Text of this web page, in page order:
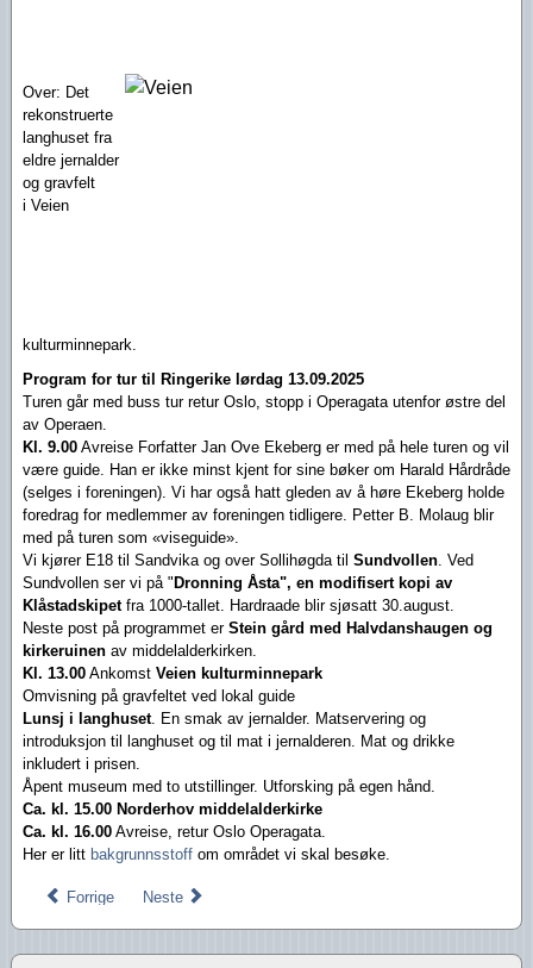
Over: Det
rekonstruerte
langhuset fra
eldre jernalder
og gravfelt
i Veien
kulturminnepark.
Program for tur til Ringerike lørdag 13.09.2025
Turen går med buss tur retur Oslo, stopp i Operagata utenfor østre del
av Operaen.
Kl. 9.00 Avreise Forfatter Jan Ove Ekeberg er med på hele turen og vil
være guide. Han er ikke minst kjent for sine bøker om Harald Hårdråde
(selges i foreningen). Vi har også hatt gleden av å høre Ekeberg holde
foredrag for medlemmer av foreningen tidligere. Petter B. Molaug blir
med på turen som «viseguide».
Vi kjører E18 til Sandvika og over Sollihøgda til Sundvollen. Ved
Sundvollen ser vi på " Dronning Åsta", en modifisert kopi av
Klåstadskipetfra 1000-tallet. Hardraade blir sjøsatt 30.august.
Neste post på programmet er Stein gård med Halvdanshaugen og
kirkeruinen av middelalderkirken.
Kl. 13.00 Ankomst Veien kulturminnepark
Omvisning på gravfeltet ved lokal guide
Lunsj i langhuset. En smak av jernalder. Matservering og
introduksjon til langhuset og til mat i jernalderen. Mat og drikke
inkludert i prisen.
Åpent museum med to utstillinger. Utforsking på egen hånd.
Ca. kl. 15.00 Norderhov middelalderkirke
Ca. kl. 16.00 Avreise, retur Oslo Operagata.
Her er litt bakgrunnsstoff om området vi skal besøke.
Forrige Neste